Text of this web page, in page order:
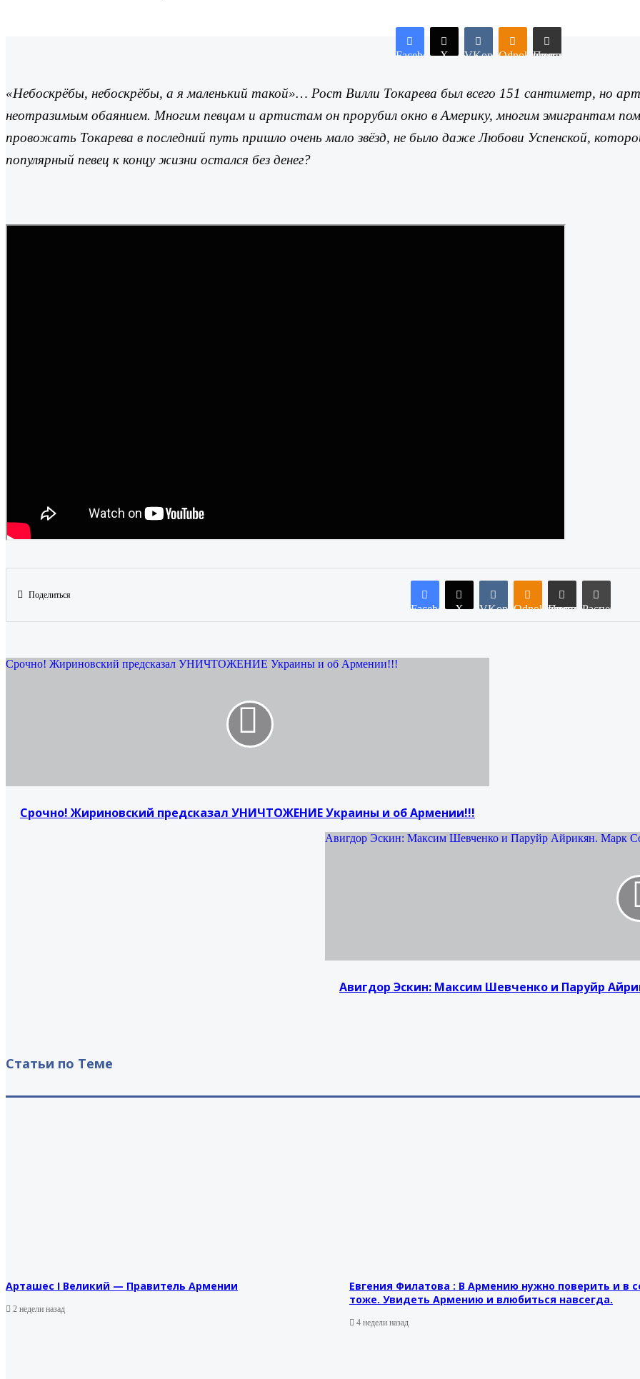
FacebookX VKontakteOdnoklassniki
Поделиться по электронной почте
«Небоскрёбы, небоскрёбы, а я маленький такой»… Рост Вилли Токарева был всего 151 сантиметр, но
неотразимым обаянием. Многим певцам и артистам он прорубил окно в Америку, многим эмигрантам
провожать Токарева в последний путь пришло очень мало звёзд, не было даже Любови Успенской,
популярный певец к концу жизни остался без денег?
Поделиться
FacebookX VKontakteOdnoklassniki
Поделиться по электронной почте Распечатать
Срочно! Жириновский предсказал УНИЧТОЖЕНИЕ Украины и об Армении!!!
Срочно! Жириновский предсказал УНИЧТОЖЕНИЕ Украины и об Армении!!!
Авигдор Эскин: Максим Шевченко и Паруйр Айрикян. Марк
Авигдор Эскин: Максим Шевченко и Паруйр
Статьи по Теме
Арташес I Великий — Правитель Армении
2 недели назад
Евгения Филатова : В Армению нужно поверить и в
тоже. Увидеть Армению и влюбиться навсегда.
4 недели назад